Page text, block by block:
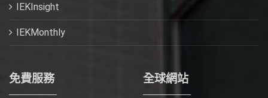
IEKInsight
IEKMonthly
免費服務 全球網站